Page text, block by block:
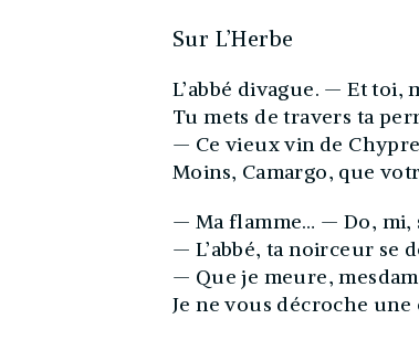
Sur L’Herbe
L’abbé divague. — Et toi,
Tu mets de travers ta
— Ce vieux vin de
Moins, Camargo, que
— Ma flamme… — Do, mi,
— L’abbé, ta noirceur se
— Que je meure,
Je ne vous décroche une